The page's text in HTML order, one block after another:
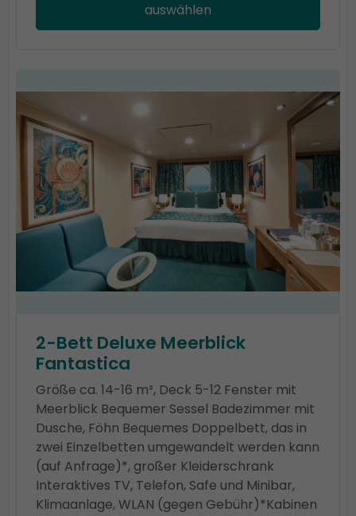
auswählen
2-Bett Deluxe Meerblick
Fantastica
Größe ca. 14-16 m², Deck 5-12 Fenster mit
Meerblick Bequemer Sessel Badezimmer mit
Dusche, Föhn Bequemes Doppelbett, das in
zwei Einzelbetten umgewandelt werden kann
(auf Anfrage)*, großer Kleiderschrank
Interaktives TV, Telefon, Safe und Minibar,
Klimaanlage, WLAN (gegen Gebühr)*Kabinen